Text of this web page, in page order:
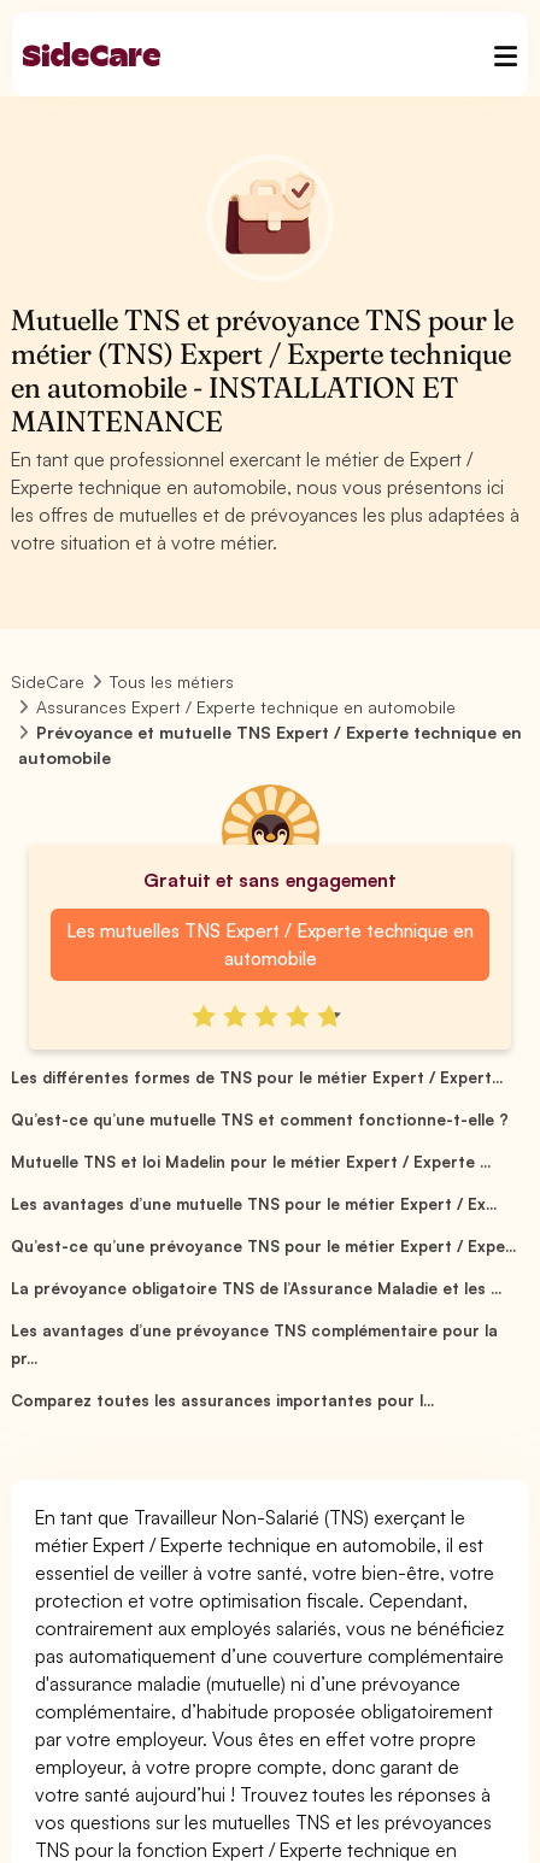
Mutuelle TNS et prévoyance TNS pour le
métier (TNS) Expert / Experte technique
en automobile - INSTALLATION ET
MAINTENANCE
En tant que professionnel exercant le métier de Expert /
Experte technique en automobile, nous vous présentons ici
les offres de mutuelles et de prévoyances les plus adaptées à
votre situation et à votre métier.
SideCare
Tous les métiers
Assurances Expert / Experte technique en automobile
Prévoyance et mutuelle TNS Expert / Experte technique en
automobile
Gratuit et sans engagement
Les mutuelles TNS Expert / Experte technique en
automobile
Les différentes formes de TNS pour le métier Expert / Expert...
Qu’est-ce qu’une mutuelle TNS et comment fonctionne-t-elle ?
Mutuelle TNS et loi Madelin pour le métier Expert / Experte ...
Les avantages d’une mutuelle TNS pour le métier Expert / Ex...
Qu’est-ce qu’une prévoyance TNS pour le métier Expert / Expe...
La prévoyance obligatoire TNS de l’Assurance Maladie et les ...
Les avantages d’une prévoyance TNS complémentaire pour la
pr...
Comparez toutes les assurances importantes pour l...
En tant que Travailleur Non-Salarié (TNS) exerçant le
métier Expert / Experte technique en automobile, il est
essentiel de veiller à votre santé, votre bien-être, votre
protection et votre optimisation fiscale. Cependant,
contrairement aux employés salariés, vous ne bénéficiez
pas automatiquement d’une couverture complémentaire
d'assurance maladie (mutuelle) ni d’une prévoyance
complémentaire, d’habitude proposée obligatoirement
par votre employeur. Vous êtes en effet votre propre
employeur, à votre propre compte, donc garant de
votre santé aujourd’hui ! Trouvez toutes les réponses à
vos questions sur les mutuelles TNS et les prévoyances
TNS pour la fonction Expert / Experte technique en